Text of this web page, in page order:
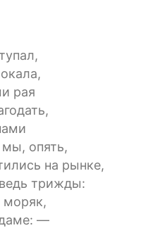
рая
мы, опять,
на рынке,
трижды:
моряк,
—